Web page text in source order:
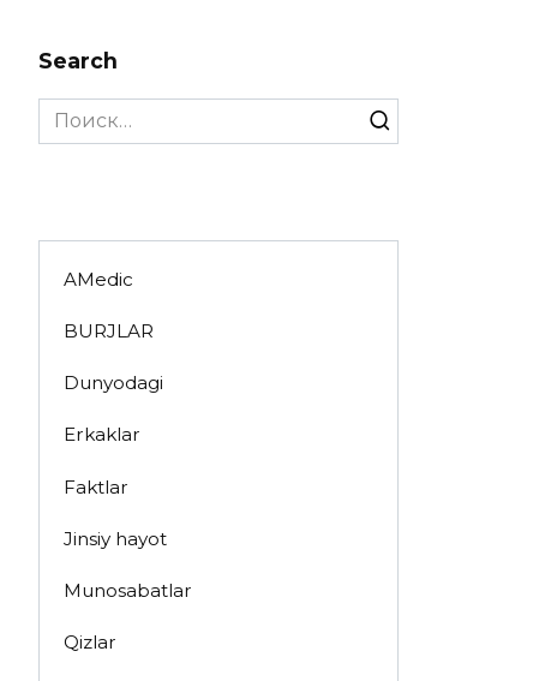
Search
Search
for:
AMedic
BURJLAR
Dunyodagi
Erkaklar
Faktlar
Jinsiy hayot
Munosabatlar
Qizlar